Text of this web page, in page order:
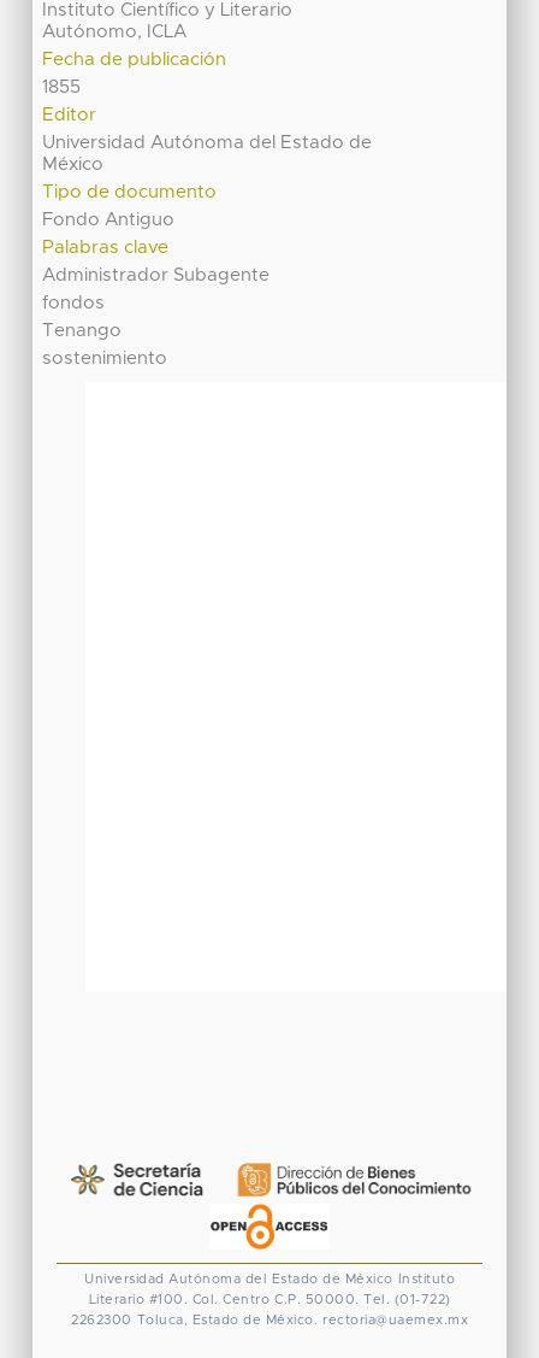
Instituto Científico y Literario
Autónomo, ICLA
Fecha de publicación
1855
Editor
Universidad Autónoma del Estado de
México
Tipo de documento
Fondo Antiguo
Palabras clave
Administrador Subagente
fondos
Tenango
sostenimiento
Universidad Autónoma del Estado de México
Instituto
Literario #100. Col. Centro C.P. 50000. Tel. (01-722)
2262300 Toluca, Estado de México. rectoria@uaemex.mx